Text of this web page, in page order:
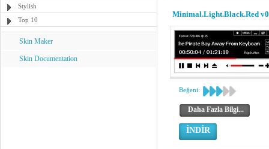
Stylish
Top 10
Skin Maker
Skin Documentation
Minimal.Light.Black.Red
Beğeni:
Daha Fazla Bilgi...
İNDİR